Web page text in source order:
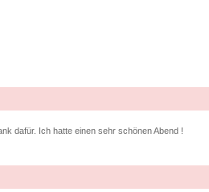
dafür. Ich hatte einen sehr schönen Abend !